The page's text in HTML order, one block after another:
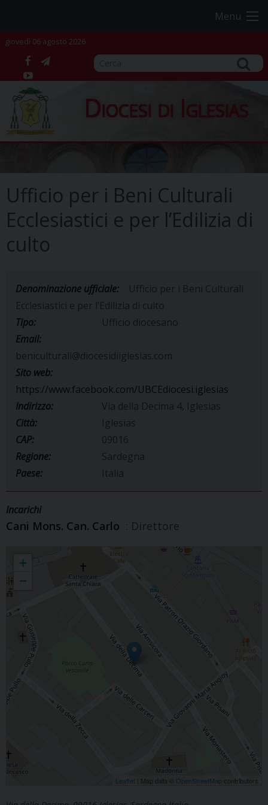
content
Menu
giovedì 06 agosto 2026
facebook
telegram
YouTube
Diocesi di Iglesias
Ufficio per i Beni Culturali
Ecclesiastici e per l’Edilizia di
culto
Denominazione ufficiale:
Ufficio per i Beni Culturali
Ecclesiastici e per l’Edilizia di culto
Tipo:
Ufficio diocesano
Email:
beniculturali@diocesidiiglesias.com
Sito web:
https://www.facebook.com/UBCEdiocesi.iglesias
Indirizzo:
Via della Decima 4, Iglesias
Città:
Iglesias
CAP:
09016
Regione:
Sardegna
Paese:
Italia
Incarichi
Cani Mons. Can. Carlo : Direttore
Ufficio per i Beni Culturali Ecclesiastici e per l’Edilizia di culto
+
−
Leaflet | Map data © OpenStreetMap contributors